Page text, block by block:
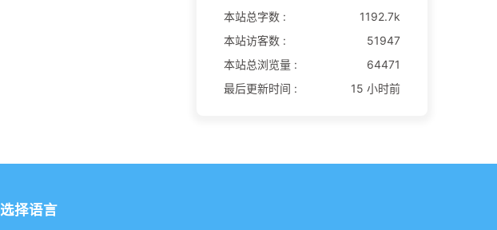
本站总字数 :
1192.7k
本站访客数 :
51947
本站总浏览量 :
64471
最后更新时间 :
15 小时前
选择语言